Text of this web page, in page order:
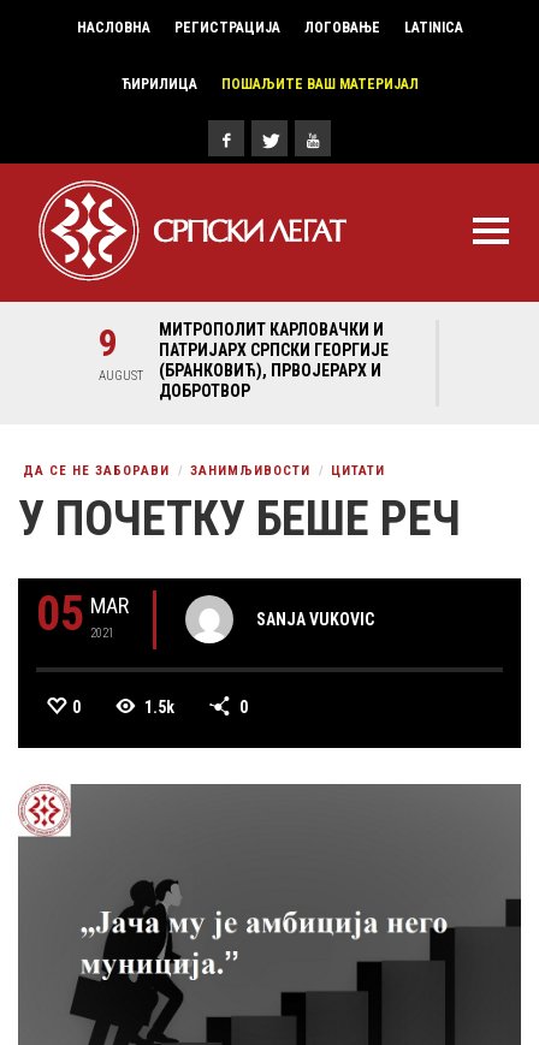
НАСЛОВНА РЕГИСТРАЦИЈА ЛОГОВАЊЕ LATINICA
ЋИРИЛИЦА ПОШАЉИТЕ ВАШ МАТЕРИЈАЛ
9
AUGUST
МИТРОПОЛИТ КАРЛОВАЧКИ И
ПАТРИЈАРХ СРПСКИ ГЕОРГИЈЕ
(БРАНКОВИЋ), ПРВОЈЕРАРХ И
ДОБРОТВОР
ДА СЕ НЕ ЗАБОРАВИ ЗАНИМЉИВОСТИ ЦИТАТИ
У ПОЧЕТКУ БЕШЕ РЕЧ
05 MAR
2021
SANJA VUKOVIC
0 1.5k 0